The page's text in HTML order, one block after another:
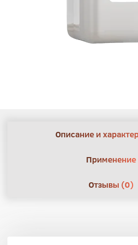
Описание и
Применение
Отзывы (0)